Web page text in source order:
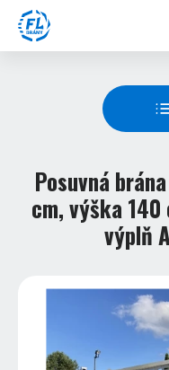
Posuvná
cm, výška
výplň